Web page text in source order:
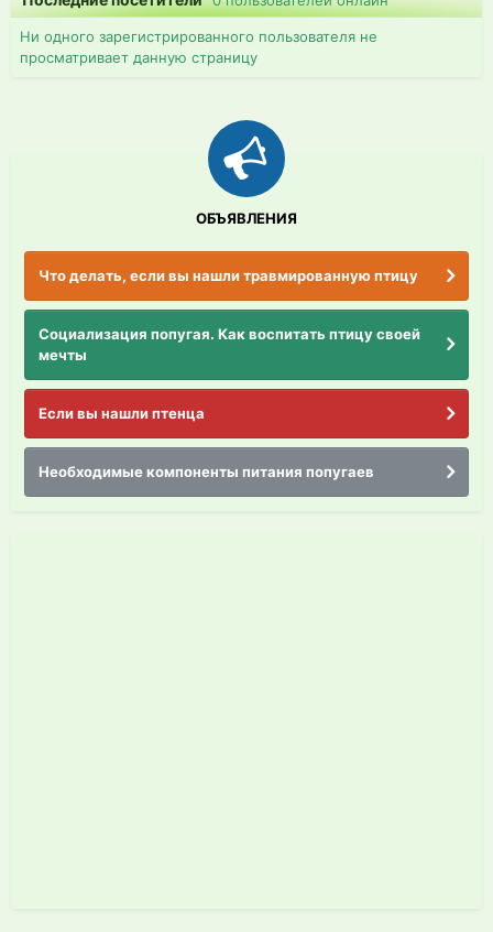
Ни одного зарегистрированного пользователя не
просматривает данную страницу
ОБЪЯВЛЕНИЯ
Что делать, если вы нашли травмированную птицу
Социализация попугая. Как воспитать птицу своей
мечты
Если вы нашли птенца
Необходимые компоненты питания попугаев